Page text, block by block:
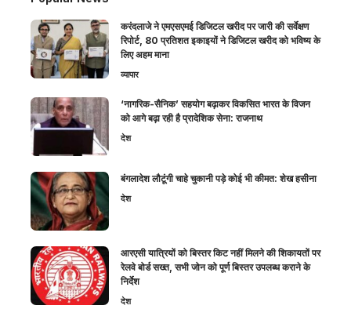
करंदलाजे ने एमएसएमई डिजिटल खरीद पर जारी की सर्वेक्षण
रिपोर्ट, 80 प्रतिशत इकाइयों ने डिजिटल खरीद को भविष्य के
लिए अहम माना
व्यापार
‘नागरिक-सैनिक’ सहयोग बढ़ाकर विकसित भारत के विजन
को आगे बढ़ा रही है प्रादेशिक सेना: राजनाथ
देश
बंगलादेश लौटूंगी चाहे चुकानी पड़े कोई भी कीमत: शेख हसीना
देश
आरएसी यात्रियों को बिस्तर किट नहीं मिलने की शिकायतों पर
रेलवे बोर्ड सख्त, सभी जोन को पूर्ण बिस्तर उपलब्ध कराने के
निर्देश
देश